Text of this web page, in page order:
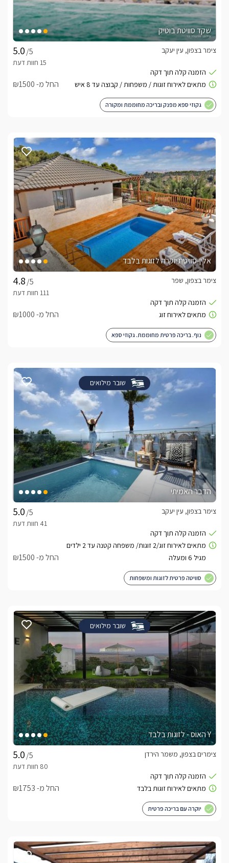
שקד סוויטת בוטיק
/5
צימר בצפון, עין יעקב
החל מ- ₪1500
גקוזי ספא מפנק ובריכה מחוממת ומקורה
אלין-סוויטת יוקרה לזוגות בלבד
/5
צימר בצפון, שפר
החל מ- ₪1000
נוף. בריכה פרטית מחוממת. גקוזי ספא
שובר מילואים
הדבר האמיתי
/5
צימר בצפון, עין יעקב
החל מ- ₪1500
סוויטה פרטית לזוגות ומשפחות
שובר מילואים
Y האוס - לזוגות בלבד
/5
צימרים בצפון, משמר הירדן
החל מ- ₪1753
יוקרה עם בריכה פרטית